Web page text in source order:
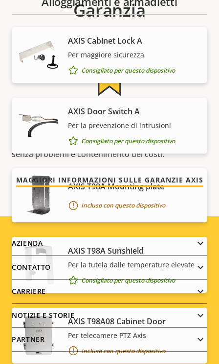
AXIS Cabinet Lock A
Per maggiore sicurezza
Consigliato per questo dispositivo
AXIS Door Switch A
Per la prevenzione di intrusioni
Consigliato per questo dispositivo
AXIS T98A Mounting plate
Incluso con questo dispositivo
AXIS T98A Sunshield
Per la tutela dalle temperature elevate
Consigliato per questo dispositivo
AXIS T98A08 Cabinet Door
Per telecamere PTZ Axis
Incluso con questo dispositivo
Garanzia
Per tranquillità
La nostra garanzia di 3 anni offre funzionamento
senza problemi e contenimento dei costi.
MAGGIORI INFORMAZIONI SULLE GARANZIE AXIS
Footer
menu
AZIENDA
CONTATTO
CARRIERE
NOTIZIE E STORIE
PARTNER